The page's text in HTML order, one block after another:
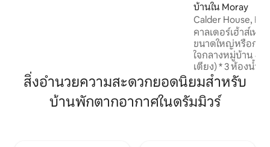
สำรวจพื้นที่ที่สวยงามด้วยชนบท ชายหาด
และภูเขา เหมาะสำหรับคู่รัก/กลุ่มเพื่อน/
คู่รักที่มีเด็กเล็ก
บ้านใน Moray
Calder House,
คาลเดอร์เฮ้าส์เห
ขนาดใหญ่หรือการ
ใจกลางหมู่บ้าน 4-8 คน * 4 ห้อ
เตียง) * 3 ห้องน้ำ * ห้องนั่งเล่น ห้องครัว และ
ห้องทานอาหารที่ก
เข้าถึงได้ชั้นล่างแ
ที่จอดรถฟรี กิจกรรมในท้องถิ่น ได้แก่ สนาม
สิ่งอำนวยความสะดวกยอดนิยมสำหรับ
บ้านพักตากอากาศในดรัมมิวร์